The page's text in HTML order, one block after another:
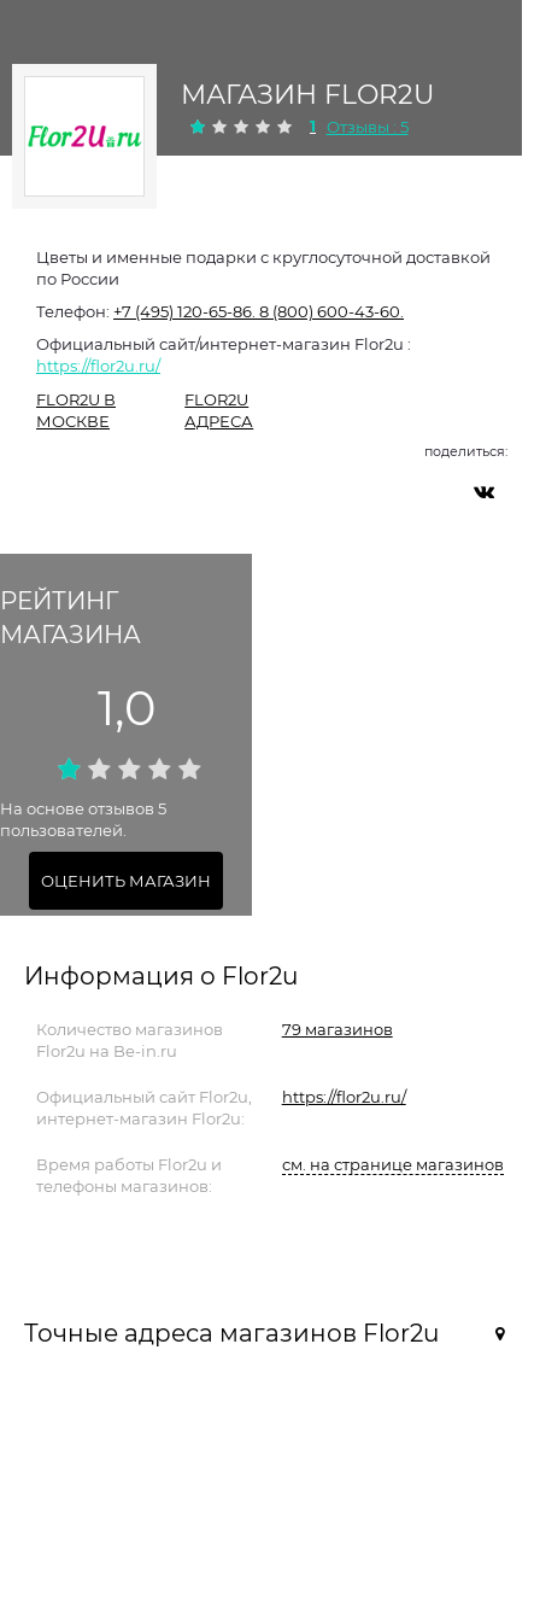
МАГАЗИН FLOR2U
1 Отзывы : 5
РЕЙТИНГ
МАГАЗИНА
1,0
На основе отзывов 5
пользователей.
ОЦЕНИТЬ МАГАЗИН
Цветы и именные подарки с круглосуточной доставкой
по России
Телефон: +7 (495) 120-65-86. 8 (800) 600-43-60.
Официальный сайт/интернет-магазин Flor2u :
https://flor2u.ru/
FLOR2U В
МОСКВЕ
FLOR2U
АДРЕСА
поделиться:
Информация о Flor2u
Количество магазинов
Flor2u на Be-in.ru
79 магазинов
Официальный сайт Flor2u,
интернет-магазин Flor2u:
https://flor2u.ru/
Время работы Flor2u и
телефоны магазинов:
см. на странице магазинов
Точные адреса магазинов Flor2u